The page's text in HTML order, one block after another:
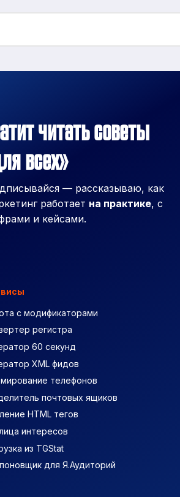
читать советы
всех»
— рассказываю, как
работает на практике, с
и кейсами.
с модификаторами
регистра
60 секунд
XML фидов
телефонов
почтовых ящиков
HTML тегов
интересов
из TGStat
для Я.Аудиторий